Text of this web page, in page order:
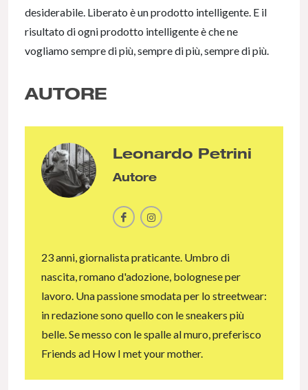
desiderabile. Liberato è un prodotto intelligente. E il
risultato di ogni prodotto intelligente è che ne
vogliamo sempre di più, sempre di più, sempre di più.
AUTORE
Leonardo Petrini
Autore
23 anni, giornalista praticante. Umbro di
nascita, romano d'adozione, bolognese per
lavoro. Una passione smodata per lo streetwear:
in redazione sono quello con le sneakers più
belle. Se messo con le spalle al muro, preferisco
Friends ad How I met your mother.